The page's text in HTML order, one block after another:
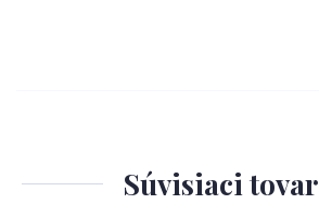
Súvisiaci tovar